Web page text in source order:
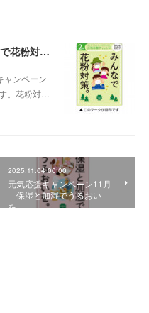
元気応援キャンペーン2月「みんなで花粉対策。」
ャンペーン
。花粉対…
2025.11.04 00:00
元気応援キャンペーン11月
「保湿と加湿でうるおい
を。」